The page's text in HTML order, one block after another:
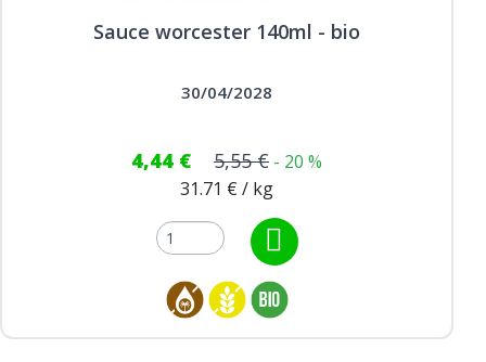
Sauce worcester 140ml - bio
30/04/2028
4,44 € 5,55 € - 20 %
31.71 € / kg